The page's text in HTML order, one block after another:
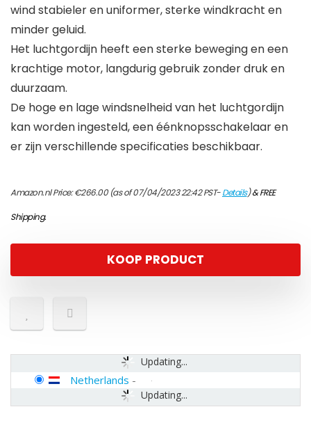
wind stabieler en uniformer, sterke windkracht en
minder geluid.
Het luchtgordijn heeft een sterke beweging en een
krachtige motor, langdurig gebruik zonder druk en
duurzaam.
De hoge en lage windsnelheid van het luchtgordijn
kan worden ingesteld, een éénknopsschakelaar en
er zijn verschillende specificaties beschikbaar.
Amazon.nl Price:€266.00(as of 07/04/2023 22:42 PST-Details)&FREE
Shipping.
KOOP PRODUCT
Updating...
Updating...
Netherlands -